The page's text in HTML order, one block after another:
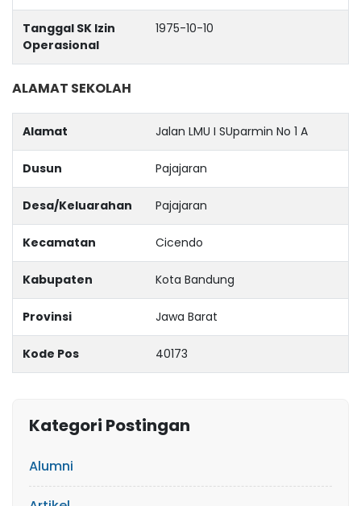
Tanggal SK Izin
Operasional
1975-10-10
ALAMAT SEKOLAH
Alamat Jalan LMU I SUparmin No 1 A
Dusun Pajajaran
Desa/Keluarahan Pajajaran
Kecamatan Cicendo
Kabupaten Kota Bandung
Provinsi Jawa Barat
Kode Pos 40173
Kategori Postingan
Alumni